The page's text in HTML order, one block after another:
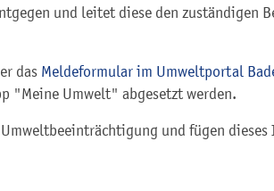
und leitet diese den zuständigen
das Meldeformular im Umweltportal
"Meine Umwelt" abgesetzt werden.
und fügen dieses